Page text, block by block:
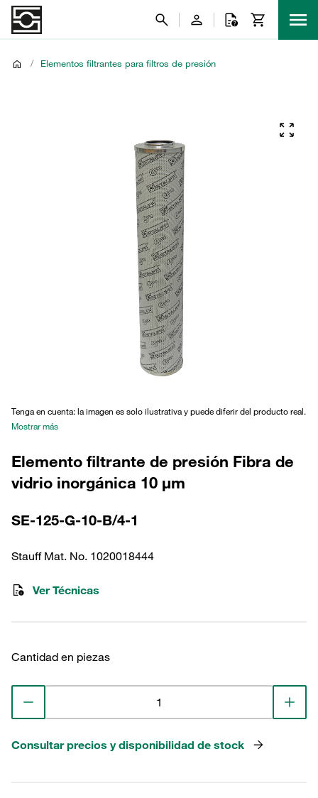
/ Elementos filtrantes para filtros de presión
Tenga en cuenta: la imagen es solo ilustrativa y puede diferir del producto real.
Mostrar más
Elemento filtrante de presión Fibra de
vidrio inorgánica 10 µm
SE-125-G-10-B/4-1
Stauff Mat. No. 1020018444
Ver Técnicas
Cantidad en piezas
Consultar precios y disponibilidad de stock